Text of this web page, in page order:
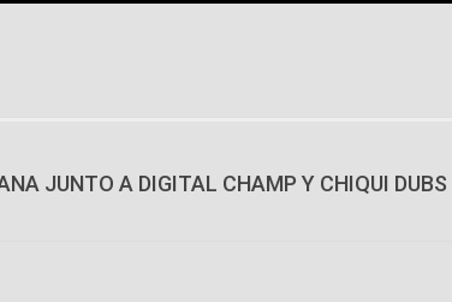
JUNTO A DIGITAL CHAMP Y CHIQUI DUBS